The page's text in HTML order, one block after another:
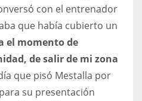
con el entrenador
que había cubierto un
el momento de
de salir de mi zona
que pisó Mestalla por
su presentación